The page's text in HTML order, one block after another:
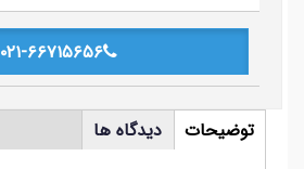
۰۲۱-۶۶۷۱۵۶۵۶
tabs
توضیحات
دیدگاه ها